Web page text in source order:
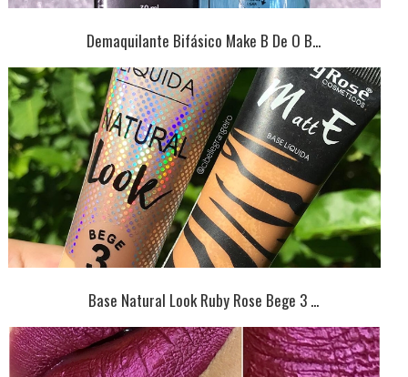
Demaquilante Bifásico Make B De O B...
Base Natural Look Ruby Rose Bege 3 ...